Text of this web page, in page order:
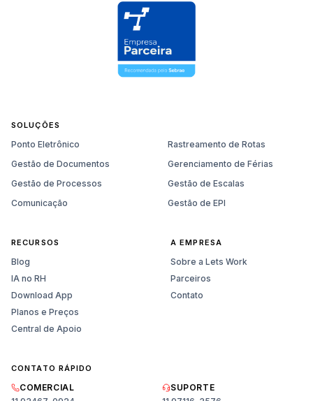
SOLUÇÕES
Ponto Eletrônico
Rastreamento de Rotas
Gestão de Documentos
Gerenciamento de Férias
Gestão de Processos
Gestão de Escalas
Comunicação
Gestão de EPI
RECURSOS
Blog
IA no RH
Download App
Planos e Preços
Central de Apoio
A EMPRESA
Sobre a Lets Work
Parceiros
Contato
CONTATO RÁPIDO
COMERCIAL
SUPORTE